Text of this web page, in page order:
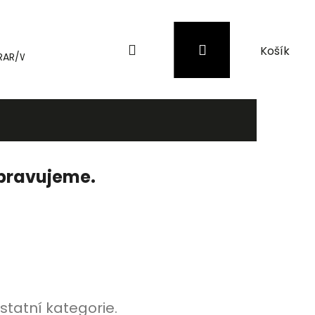
WinRAR Záložní zdroje (UPS) a přepěťové
PřihlášeníNákupní
košík
kategorie.